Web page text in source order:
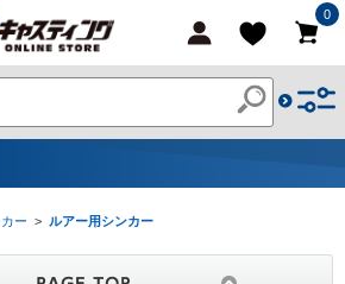
0
ー > ルアー用シンカー